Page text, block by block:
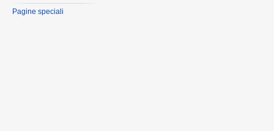
Pagine speciali